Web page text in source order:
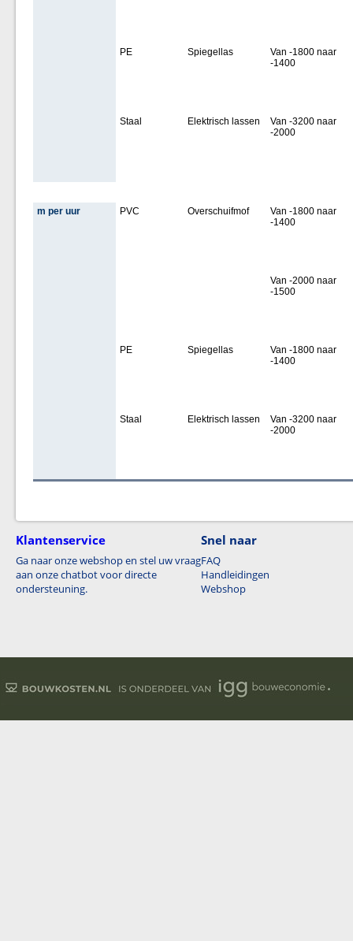
PE Spiegellas
Van -1800 naar
-1400
Staal Elektrisch lassen
Van -3200 naar
-2000
m per uur PVC Overschuifmof
Van -1800 naar
-1400
Van -2000 naar
-1500
PE Spiegellas
Van -1800 naar
-1400
Staal Elektrisch lassen
Van -3200 naar
-2000
Klantenservice
Ga naar onze webshop en stel uw vraag
aan onze chatbot voor directe
ondersteuning.
Snel naar
FAQ
Handleidingen
Webshop